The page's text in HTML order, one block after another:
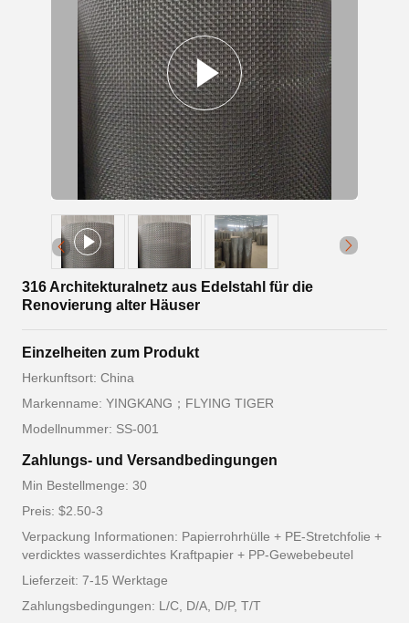
316 Architekturalnetz aus Edelstahl für die
Renovierung alter Häuser
Einzelheiten zum Produkt
Herkunftsort: China
Markenname: YINGKANG；FLYING TIGER
Modellnummer: SS-001
Zahlungs- und Versandbedingungen
Min Bestellmenge: 30
Preis: $2.50-3
Verpackung Informationen: Papierrohrhülle + PE-Stretchfolie +
verdicktes wasserdichtes Kraftpapier + PP-Gewebebeutel
Lieferzeit: 7-15 Werktage
Zahlungsbedingungen: L/C, D/A, D/P, T/T